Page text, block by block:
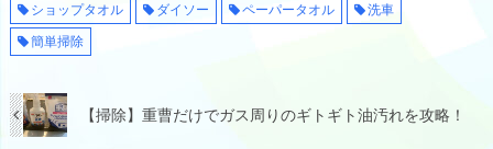
ショップタオル
ダイソー ペーパータオル
洗車
簡単掃除
【掃除】重曹だけでガス周りのギトギト油汚れを攻略！